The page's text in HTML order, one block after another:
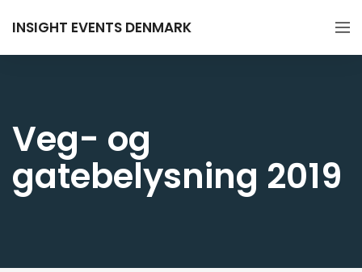
INSIGHT EVENTS DENMARK
Veg- og
gatebelysning 2019